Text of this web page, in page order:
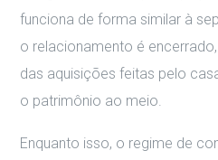
funciona de forma similar à
o relacionamento é
das aquisições feitas pelo
o patrimônio ao meio.
Enquanto isso, o regime de